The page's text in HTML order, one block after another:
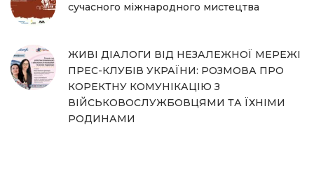
сучасного міжнародного мистецтва
ЖИВІ ДІАЛОГИ ВІД НЕЗАЛЕЖНОЇ МЕРЕЖІ
ПРЕС-КЛУБІВ УКРАЇНИ: РОЗМОВА ПРО
КОРЕКТНУ КОМУНІКАЦІЮ З
ВІЙСЬКОВОСЛУЖБОВЦЯМИ ТА ЇХНІМИ
РОДИНАМИ